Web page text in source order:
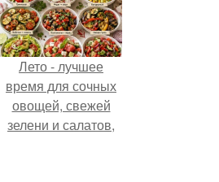
путешествия в
Италию.
Лето - лучшее
время для сочных
овощей, свежей
зелени и салатов,